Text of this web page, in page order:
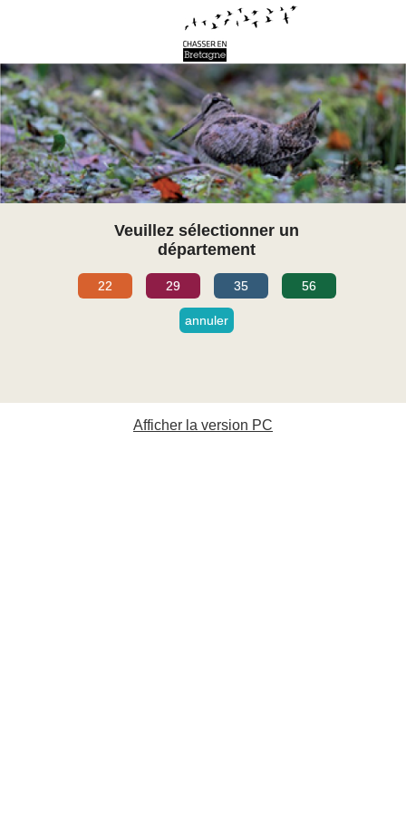
Veuillez sélectionner un
département
22 29 35 56
annuler
Afficher la version PC